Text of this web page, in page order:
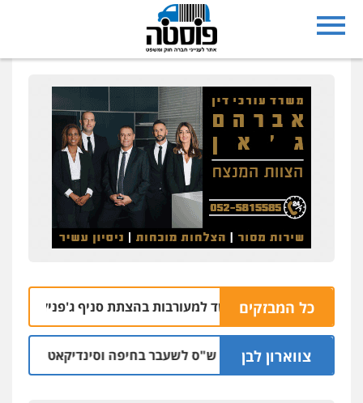
כל המבזקים
נעצרו בחשד למעורבות בהצתת סניף ג'פניקה בגבעתיים
צווארון לבן
כתב אישום: יו"ר ש"ס לשעבר בחיפה וסינדיקאט ההלוואות